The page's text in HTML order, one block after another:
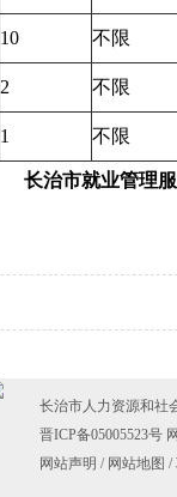
10 不限
2 不限
1 不限
长治市就
长治市人力资源和社
晋ICP备05005523号
网站声明 / 网站地图 /